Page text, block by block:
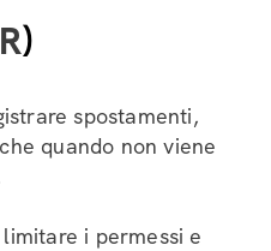
)
spostamenti,
quando non viene
i permessi e